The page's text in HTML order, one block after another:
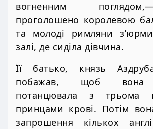
вогненним
проголошено королевою
та молоді римляни
залі, де сиділа дівчина.
Її батько, князь
побажав, щоб вона
потанцювала з трьома
принцами крові. Потім
запрошення кількох